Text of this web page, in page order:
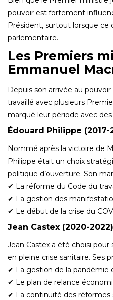
pouvoir est fortement
Président, surtout lorsque ce
parlementaire.
Les Premiers
Emmanuel
Depuis son arrivée au
travaillé avec plusieurs
marqué leur période avec
Édouard Philippe (2017-
Nommé après la victoire de
Philippe était un choix
politique d’ouverture. Son
✔ La réforme du Code du
✔ La gestion des
✔ Le début de la crise du
Jean Castex (2020-2022)
Jean Castex a été choisi
en pleine crise sanitaire. Ses
✔ La gestion de la pandémie
✔ Le plan de relance
✔ La continuité des réformes